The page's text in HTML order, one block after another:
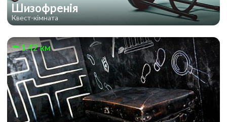
Шизофренія
Квест-кімната
1.42 км